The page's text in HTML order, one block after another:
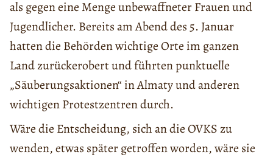
als gegen eine Menge unbewaffneter Frauen und
Jugendlicher. Bereits am Abend des 5. Januar
hatten die Behörden wichtige Orte im ganzen
Land zurückerobert und führten punktuelle
„Säuberungsaktionen“ in Almaty und anderen
wichtigen Protestzentren durch.
Wäre die Entscheidung, sich an die OVKS zu
wenden, etwas später getroffen worden, wäre sie